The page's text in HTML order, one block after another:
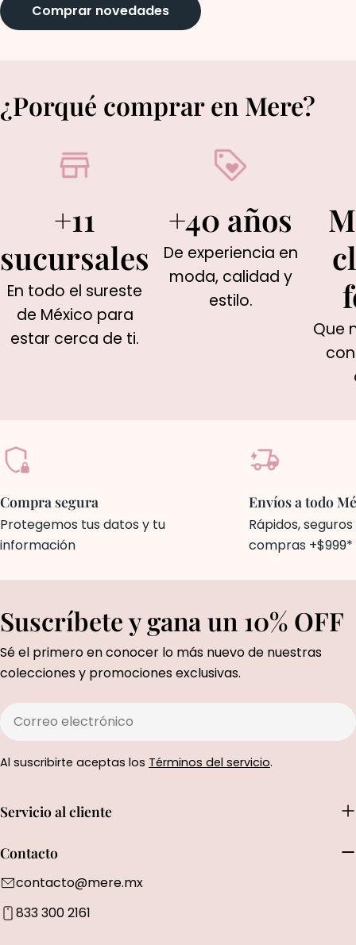
Comprar novedades
¿Porqué comprar en Mere?
+11
sucursales
En todo el sureste
de México para
estar cerca de ti.
+40 años
De experiencia en
moda, calidad y
estilo.
Que
Compra segura
Protegemos tus datos y tu
información
Envíos a todo
Rápidos,
compras +$999*
Suscríbete y gana un 10% OFF
Sé el primero en conocer lo más nuevo de nuestras
colecciones y promociones exclusivas.
Correo
electrónico
Al suscribirte aceptas los Términos del servicio.
Servicio al cliente
Contacto
contacto@mere.mx
833 300 2161